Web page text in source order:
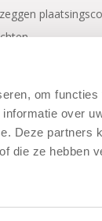
om
over
Deze partners
die ze hebben